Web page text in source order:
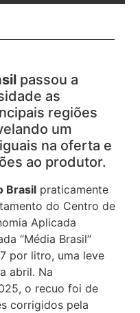
passou a
as
regiões
um
na oferta e
ao produtor.
Brasil praticamente
do Centro de
Aplicada
“Média Brasil”
por litro, uma leve
abril. Na
o recuo foi de
corrigidos pela